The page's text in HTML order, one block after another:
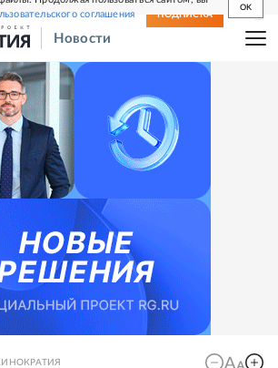
соглашения
OK
ПОДПИСКА
Новости